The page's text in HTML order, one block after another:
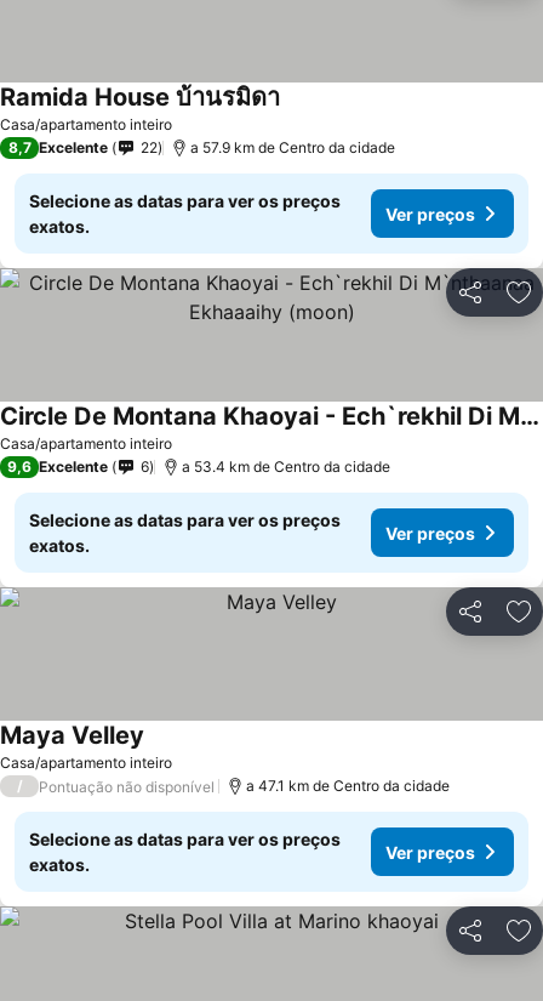
Casa/apartamento inteiro
Ramida House บ้านรมิดา
8,7 Excelente 22 a 57.9 km de Centro da cidade
Selecione as datas para ver os preços
exatos.
Ver preços
Partilhar
Casa/apartamento inteiro
Circle De Montana Khaoyai - Ech`rekhil Di M`nthaanaa Ekhaaaihy (moon)
9,6 Excelente 6 a 53.4 km de Centro da cidade
Selecione as datas para ver os preços
exatos.
Ver preços
Partilhar
Casa/apartamento inteiro
Maya Velley
/ Pontuação não disponível a 47.1 km de Centro da cidade
Selecione as datas para ver os preços
exatos.
Ver preços
Partilhar